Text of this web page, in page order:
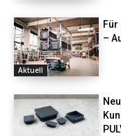
Aktuell
–